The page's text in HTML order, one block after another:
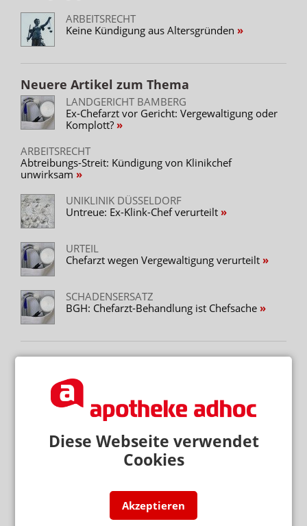
Diese Webseite verwendet
Cookies
Akzeptieren
ARBEITSRECHT
Keine Kündigung aus Altersgründen
Neuere Artikel zum Thema
LANDGERICHT BAMBERG
Ex-Chefarzt vor Gericht: Vergewaltigung oder
Komplott?
ARBEITSRECHT
Abtreibungs-Streit: Kündigung von Klinikchef
unwirksam
UNIKLINIK DÜSSELDORF
Untreue: Ex-Klink-Chef verurteilt
URTEIL
Chefarzt wegen Vergewaltigung verurteilt
SCHADENSERSATZ
BGH: Chefarzt-Behandlung ist Chefsache
Mehr zum Thema
NEM FÜR ERWACHSENDE VERABREICHT
Wieder Vitamin-D-Vergiftung bei Säugling
STREICHUNG DER ERSTATTUNGSFÄHIGKEIT
Cannabisversorgung: Lob für GKV und KBV
Monatswechsel: Apotheke verliert 2000 Euro